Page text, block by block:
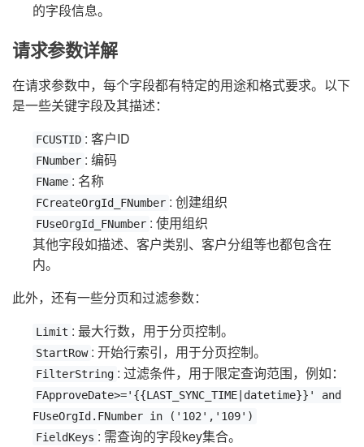
的字段信息。
请求参数详解
在请求参数中，每个字段都有特定的用途和格式要求。以下
是一些关键字段及其描述：
FCUSTID : 客户ID
FNumber : 编码
FName : 名称
FCreateOrgId_FNumber : 创建组织
FUseOrgId_FNumber : 使用组织
其他字段如描述、客户类别、客户分组等也都包含在
内。
此外，还有一些分页和过滤参数：
Limit : 最大行数，用于分页控制。
StartRow : 开始行索引，用于分页控制。
FilterString : 过滤条件，用于限定查询范围，例如：
FApproveDate>='{{LAST_SYNC_TIME|datetime}}' and
FUseOrgId.FNumber in ('102','109')
FieldKeys : 需查询的字段key集合。